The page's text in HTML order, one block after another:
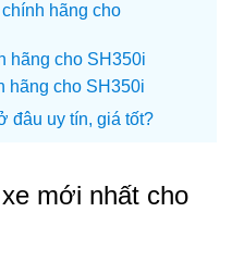
hãng cho
hãng cho SH350i
hãng cho SH350i
đâu uy tín, giá tốt?
mới nhất cho